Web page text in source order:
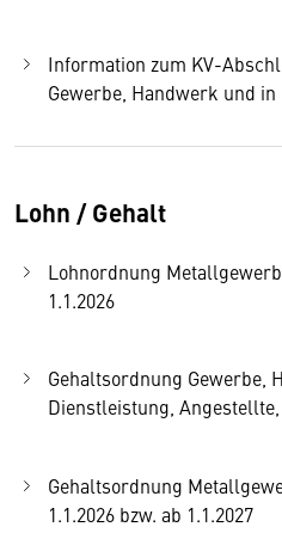
Information zum KV-
Gewerbe, Handwerk und
Lohn / Gehalt
Lohnordnung
1.1.2026
Gehaltsordnung Gewerbe,
Dienstleistung,
Gehaltsordnung
1.1.2026 bzw. ab 1.1.2027